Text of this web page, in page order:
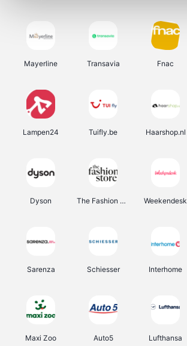
Mayerline Transavia Fnac
Lampen24 Tuifly.be Haarshop.nl
Dyson The Fashion Store Weekendesk
Sarenza Schiesser Interhome
Maxi Zoo Auto5 Lufthansa